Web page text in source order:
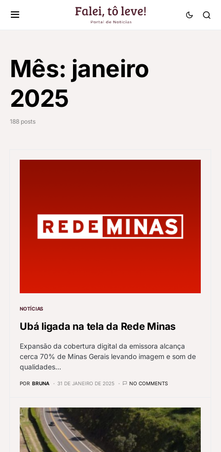
Mês: janeiro
2025
188 posts
NOTÍCIAS
Ubá ligada na tela da Rede Minas
Expansão da cobertura digital da emissora alcança
cerca 70% de Minas Gerais levando imagem e som de
qualidades…
POR BRUNA 31 DE JANEIRO DE 2025 NO COMMENTS